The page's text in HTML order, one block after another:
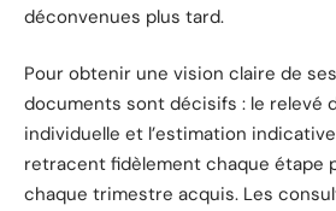
déconvenues plus tard.
Pour obtenir une vision claire de
documents sont décisifs : le relevé
individuelle et l’estimation indicative
retracent fidèlement chaque étape
chaque trimestre acquis. Les